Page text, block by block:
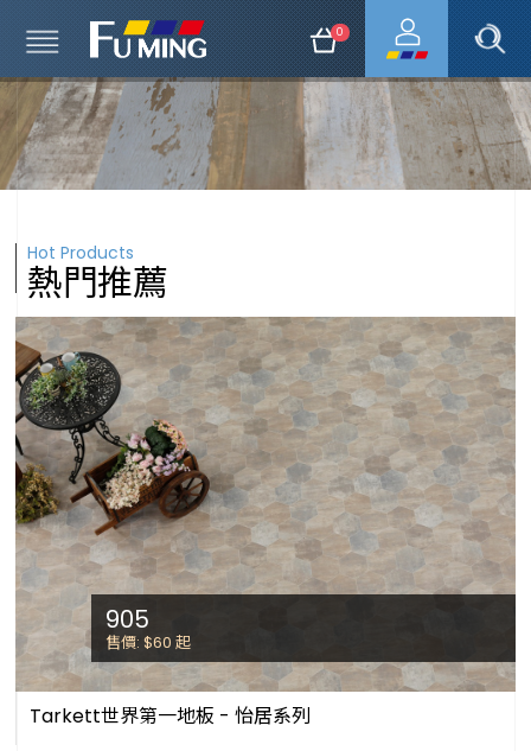
0
Hot Products
熱門推薦
905
售價: $60 起
Tarkett世界第一地板 - 怡居系列